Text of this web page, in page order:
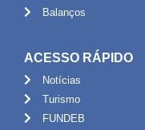
Balanços
ACESSO RÁPIDO
Notícias
Turismo
FUNDEB